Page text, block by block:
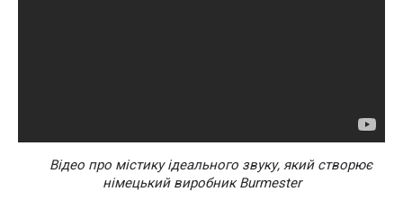
Відео про містику ідеального звуку, який створює
німецький виробник Burmester